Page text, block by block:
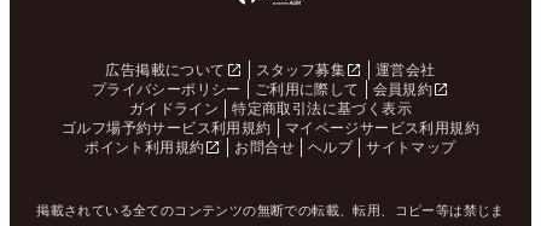
広告掲載について スタッフ募集
運営会社
プライバシーポリシー
ご利用に際して
会員規約
ガイドライン
特定商取引法に基づく表示
ゴルフ場予約サービス利用規約
マイページサービス利用規約
ポイント利用規約
お問合せ ヘルプ サイトマップ
掲載されている全てのコンテンツの無断での転載、転用、コピー等は禁じま